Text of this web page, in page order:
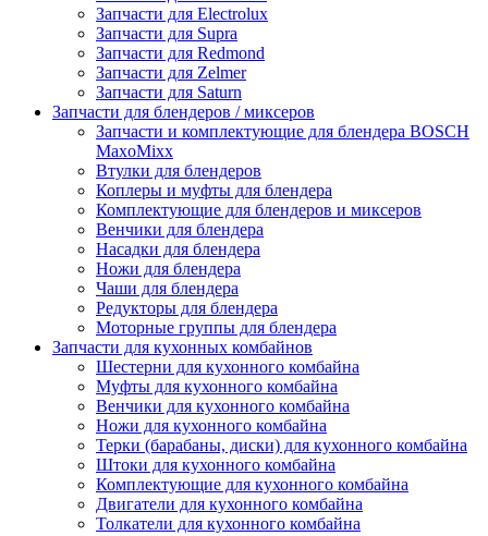
Запчасти для Electrolux
Запчасти для Supra
Запчасти для Redmond
Запчасти для Zelmer
Запчасти для Saturn
Запчасти для блендеров / миксеров
Запчасти и комплектующие для блендера BOSCH
MaxoMixx
Втулки для блендеров
Коплеры и муфты для блендера
Комплектующие для блендеров и миксеров
Венчики для блендера
Насадки для блендера
Ножи для блендера
Чаши для блендера
Редукторы для блендера
Моторные группы для блендера
Запчасти для кухонных комбайнов
Шестерни для кухонного комбайна
Муфты для кухонного комбайна
Венчики для кухонного комбайна
Ножи для кухонного комбайна
Терки (барабаны, диски) для кухонного комбайна
Штоки для кухонного комбайна
Комплектующие для кухонного комбайна
Двигатели для кухонного комбайна
Толкатели для кухонного комбайна